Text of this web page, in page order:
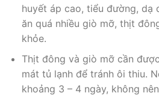
huyết áp cao, tiểu đường, dạ
ăn quá nhiều giò mỡ, thịt
khỏe.
Thịt đông và giò mỡ cần
mát tủ lạnh để tránh ôi thiu.
khoảng 3 – 4 ngày, không